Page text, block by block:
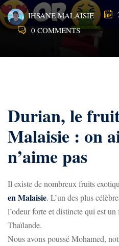
IHSANE MALAISIE
0 COMMENTS
Durian, le
Malaisie : on
n’aime pas
Il existe de nombreux fruits
en Malaisie. L’un des plus
l’odeur forte et distincte qui est
Thaïlande.
Nous avons poussé Mohamed,